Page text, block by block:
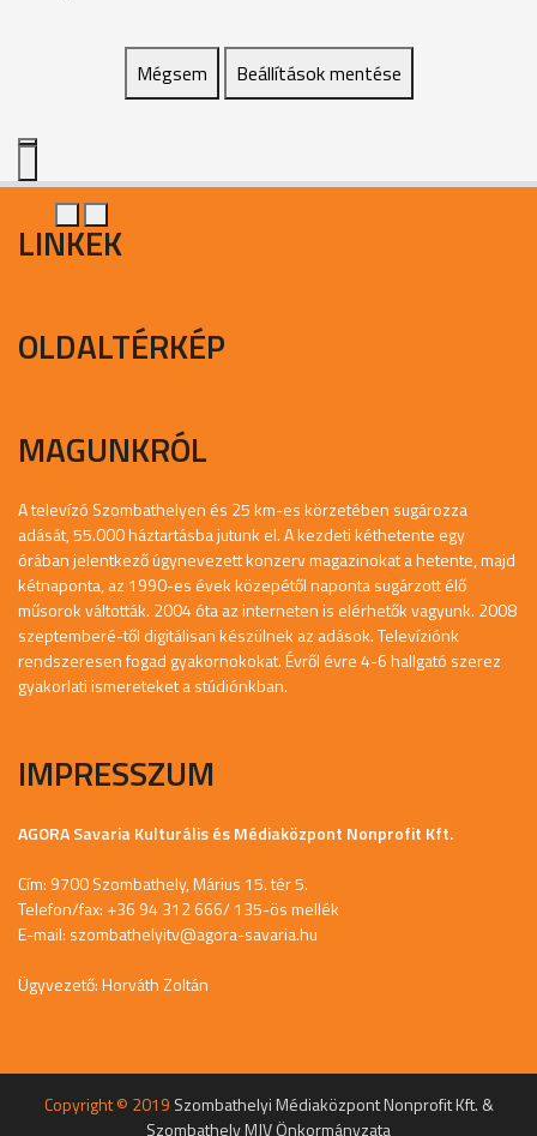
Mégsem Beállítások mentése
LINKEK
OLDALTÉRKÉP
MAGUNKRÓL
A televízó Szombathelyen és 25 km-es körzetében sugározza
adását, 55.000 háztartásba jutunk el. A kezdeti kéthetente egy
órában jelentkező úgynevezett konzerv magazinokat a hetente, majd
kétnaponta, az 1990-es évek közepétől naponta sugárzott élő
műsorok váltották. 2004 óta az interneten is elérhetők vagyunk. 2008
szeptemberé-től digitálisan készülnek az adások. Televíziónk
rendszeresen fogad gyakornokokat. Évről évre 4-6 hallgató szerez
gyakorlati ismereteket a stúdiónkban.
IMPRESSZUM
AGORA Savaria Kulturális és Médiaközpont Nonprofit Kft.
Cím: 9700 Szombathely, Márius 15. tér 5.
Telefon/fax: +36 94 312 666/ 135-ös mellék
E-mail: szombathelyitv@agora-savaria.hu
Ügyvezető: Horváth Zoltán
Copyright © 2019 Szombathelyi Médiaközpont Nonprofit Kft. &
Szombathely MJV Önkormányzata